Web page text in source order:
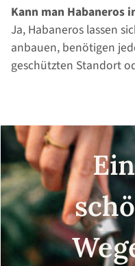
Kann man Habaneros
Ja, Habaneros lassen
anbauen, benötigen
geschützten Standort